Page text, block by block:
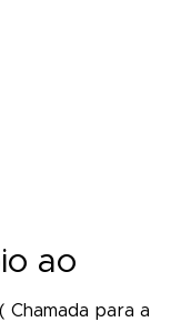
ao
( Chamada para a